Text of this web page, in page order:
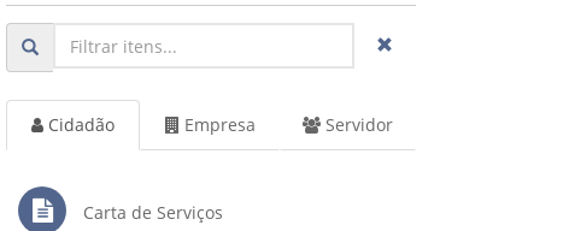
Cidadão Empresa Servidor
Carta de Serviços